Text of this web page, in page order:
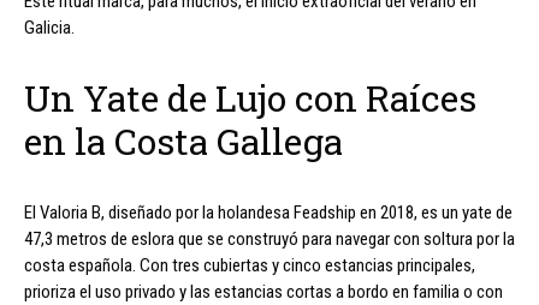
Galicia.
Un Yate de Lujo con Raíces
en la Costa Gallega
El Valoria B, diseñado por la holandesa Feadship en 2018, es un yate de
47,3 metros de eslora que se construyó para navegar con soltura por la
costa española. Con tres cubiertas y cinco estancias principales,
prioriza el uso privado y las estancias cortas a bordo en familia o con